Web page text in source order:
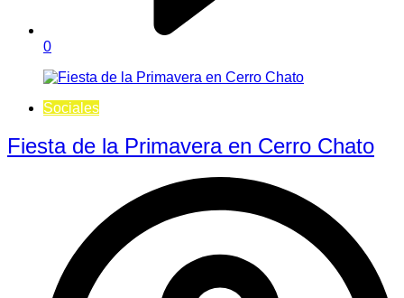
0
Sociales
Fiesta de la Primavera en Cerro Chato